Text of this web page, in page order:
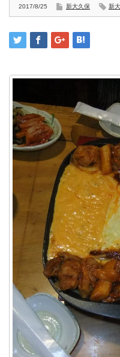
2017/8/25 新大久保 新